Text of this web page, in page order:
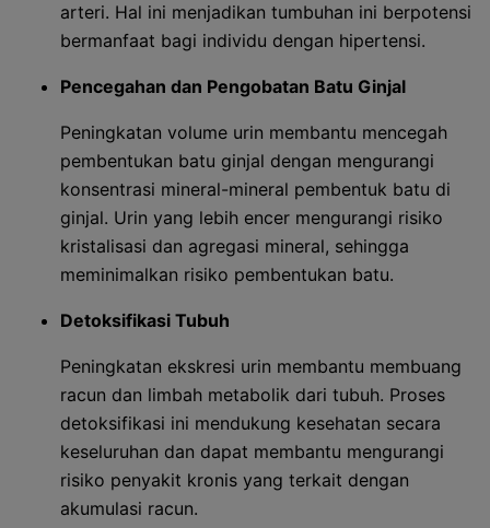
arteri. Hal ini menjadikan tumbuhan ini berpotensi
bermanfaat bagi individu dengan hipertensi.
Pencegahan dan Pengobatan Batu Ginjal
Peningkatan volume urin membantu mencegah
pembentukan batu ginjal dengan mengurangi
konsentrasi mineral-mineral pembentuk batu di
ginjal. Urin yang lebih encer mengurangi risiko
kristalisasi dan agregasi mineral, sehingga
meminimalkan risiko pembentukan batu.
Detoksifikasi Tubuh
Peningkatan ekskresi urin membantu membuang
racun dan limbah metabolik dari tubuh. Proses
detoksifikasi ini mendukung kesehatan secara
keseluruhan dan dapat membantu mengurangi
risiko penyakit kronis yang terkait dengan
akumulasi racun.